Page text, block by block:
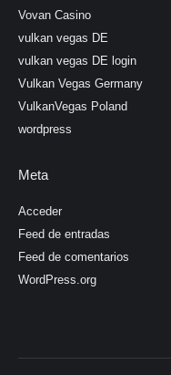
Vovan Casino
vulkan vegas DE
vulkan vegas DE login
Vulkan Vegas Germany
VulkanVegas Poland
wordpress
Meta
Acceder
Feed de entradas
Feed de comentarios
WordPress.org